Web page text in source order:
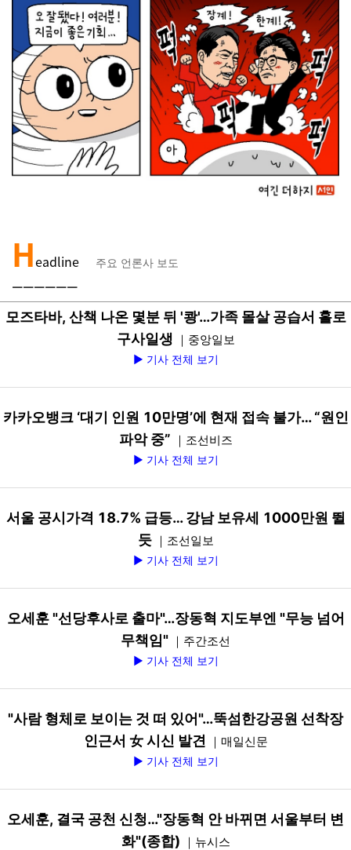
Headline 주요 언론사 보도
￣￣￣￣￣￣
모즈타바, 산책 나온 몇분 뒤 '쾅'…가족 몰살 공습서 홀로
구사일생
｜중앙일보
▶ 기사 전체 보기
카카오뱅크 ‘대기 인원 10만명’에 현재 접속 불가… “원인
파악 중”
｜조선비즈
▶ 기사 전체 보기
서울 공시가격 18.7% 급등… 강남 보유세 1000만원 뛸
듯 ｜조선일보
▶ 기사 전체 보기
오세훈 "선당후사로 출마"…장동혁 지도부엔 "무능 넘어
무책임" ｜주간조선
▶ 기사 전체 보기
"사람 형체로 보이는 것 떠 있어"…뚝섬한강공원 선착장
인근서 女 시신 발견
｜매일신문
▶ 기사 전체 보기
오세훈, 결국 공천 신청…"장동혁 안 바뀌면 서울부터 변
화"(종합)
｜뉴시스